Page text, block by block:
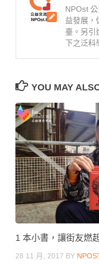
NPOst
益發展，
臺。另引
下之泛科
YOU MAY
1 本小書，讓街友燃
28 11 月, 2017 BY